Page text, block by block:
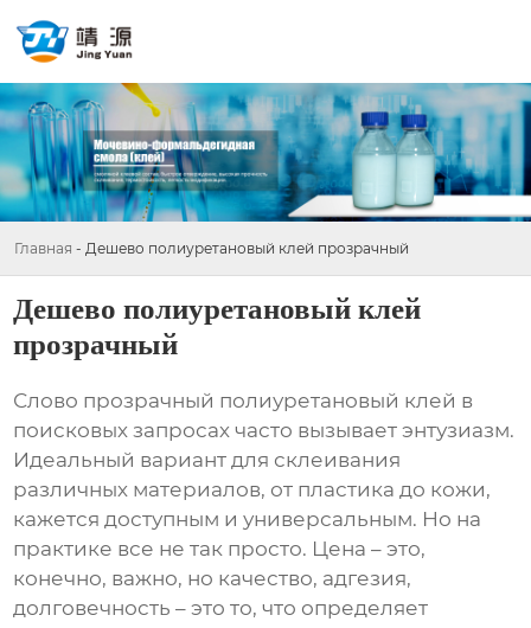
Главная - Дешево полиуретановый клей прозрачный
Дешево полиуретановый клей
прозрачный
Слово прозрачный полиуретановый клей в
поисковых запросах часто вызывает энтузиазм.
Идеальный вариант для склеивания
различных материалов, от пластика до кожи,
кажется доступным и универсальным. Но на
практике все не так просто. Цена – это,
конечно, важно, но качество, адгезия,
долговечность – это то, что определяет